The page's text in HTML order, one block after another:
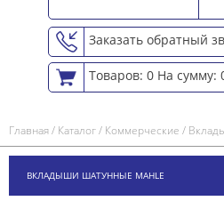
Заказать обратный
Товаров: 0 На сумму:
Главная/ Каталог/ Коммерческие /
ВКЛАДЫШИ ШАТУННЫЕ MAHLE